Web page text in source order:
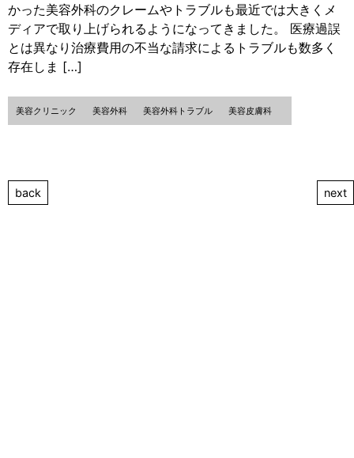
かった美容外科のクレームやトラブルも最近では大きくメ
ディアで取り上げられるようになってきました。 医療過誤
とは異なり治療費用の不当な請求によるトラブルも数多く
存在しま […]
美容クリニック 美容外科 美容外科トラブル 美容皮膚科
back next